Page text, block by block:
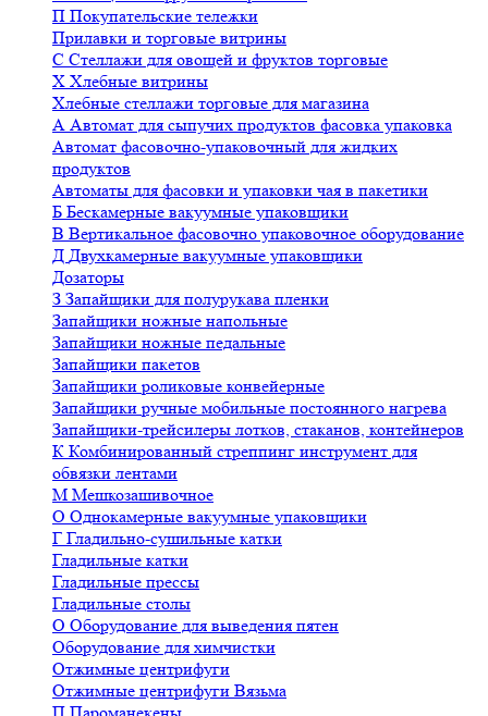
П Покупательские тележки
Прилавки и торговые витрины
С Стеллажи для овощей и фруктов торговые
Х Хлебные витрины
Хлебные стеллажи торговые для магазина
А Автомат для сыпучих продуктов фасовка упаковка
Автомат фасовочно-упаковочный для жидких
продуктов
Автоматы для фасовки и упаковки чая в пакетики
Б Бескамерные вакуумные упаковщики
В Вертикальное фасовочно упаковочное оборудование
Д Двухкамерные вакуумные упаковщики
Дозаторы
З Запайщики для полурукава пленки
Запайщики ножные напольные
Запайщики ножные педальные
Запайщики пакетов
Запайщики роликовые конвейерные
Запайщики ручные мобильные постоянного нагрева
Запайщики-трейсилеры лотков, стаканов, контейнеров
К Комбинированный стреппинг инструмент для
обвязки лентами
М Мешкозашивочное
О Однокамерные вакуумные упаковщики
Г Гладильно-сушильные катки
Гладильные катки
Гладильные прессы
Гладильные столы
О Оборудование для выведения пятен
Оборудование для химчистки
Отжимные центрифуги
Отжимные центрифуги Вязьма